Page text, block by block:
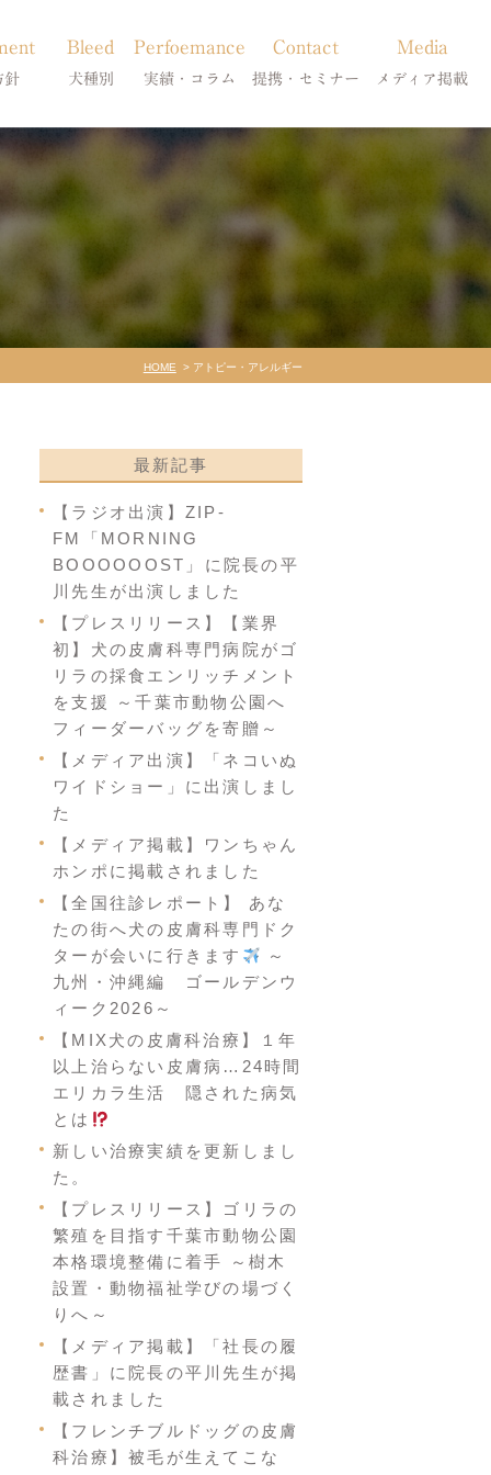
針
療法
Bleed
犬種別
犬の皮膚病
ーズーの皮膚病
レンチブルドッグの皮膚病
イプードルの皮膚病
Perfoemance
実績・コラム
症状別
コラム「皮膚科のいろは」
Contact
提携・セミナー
診療提携・セミナー開催
Media
メディア掲載
HOME アトピー・アレルギー
最新記事
【ラジオ出演】ZIP-
FM「MORNING
BOOOOOOST」に院長の平
川先生が出演しました
【プレスリリース】【業界
初】犬の皮膚科専門病院がゴ
リラの採食エンリッチメント
を支援 ～千葉市動物公園へ
フィーダーバッグを寄贈～
【メディア出演】「ネコいぬ
ワイドショー」に出演しまし
た
【メディア掲載】ワンちゃん
ホンポに掲載されました
【全国往診レポート】 あな
たの街へ犬の皮膚科専門ドク
ターが会いに行きます
～
九州・沖縄編 ゴールデンウ
ィーク2026～
【MIX犬の皮膚科治療】１年
以上治らない皮膚病…24時間
エリカラ生活 隠された病気
とは
新しい治療実績を更新しまし
た。
【プレスリリース】ゴリラの
繁殖を目指す千葉市動物公園
本格環境整備に着手 ～樹木
設置・動物福祉学びの場づく
りへ～
【メディア掲載】「社長の履
歴書」に院長の平川先生が掲
載されました
【フレンチブルドッグの皮膚
科治療】被毛が生えてこな